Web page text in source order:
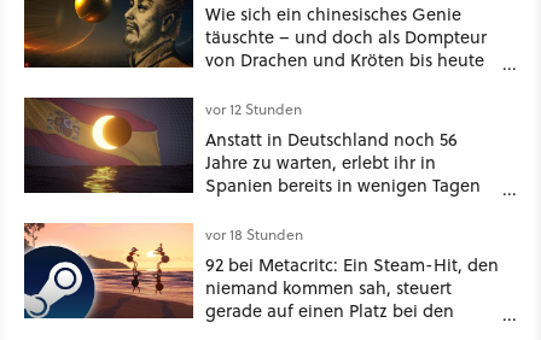
Wie sich ein chinesisches Genie
täuschte – und doch als Dompteur
von Drachen und Kröten bis heute
vor 12 Stunden
Anstatt in Deutschland noch 56
Jahre zu warten, erlebt ihr in
Spanien bereits in wenigen Tagen
vor 18 Stunden
92 bei Metacritc: Ein Steam-Hit, den
niemand kommen sah, steuert
gerade auf einen Platz bei den